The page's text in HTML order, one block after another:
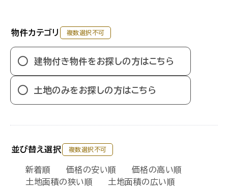
物件カテゴリ 複数選択不可
建物付き物件をお探しの方はこちら
土地のみをお探しの方はこちら
並び替え選択 複数選択不可
新着順 価格の安い順
価格の高い順
土地面積の狭い順
土地面積の広い順